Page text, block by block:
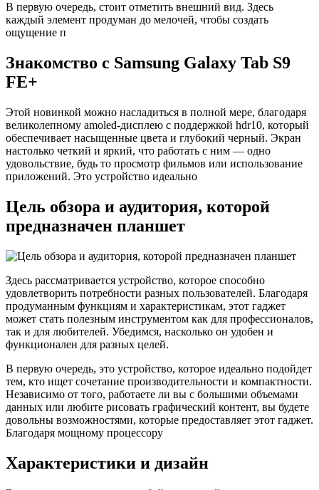
В первую очередь, стоит отметить внешний вид. Здесь
каждый элемент продуман до мелочей, чтобы создать
ощущение п
Знакомство с Samsung Galaxy Tab S9
FE+
Этой новинкой можно насладиться в полной мере, благодаря
великолепному amoled-дисплею с поддержкой hdr10, который
обеспечивает насыщенные цвета и глубокий черный. Экран
настолько четкий и яркий, что работать с ним — одно
удовольствие, будь то просмотр фильмов или использование
приложений. Это устройство идеально
Цель обзора и аудитория, которой
предназначен планшет
Здесь рассматривается устройство, которое способно
удовлетворить потребности разных пользователей. Благодаря
продуманным функциям и характеристикам, этот гаджет
может стать полезным инструментом как для профессионалов,
так и для любителей. Убедимся, насколько он удобен и
функционален для разных целей.
В первую очередь, это устройство, которое идеально подойдет
тем, кто ищет сочетание производительности и компактности.
Независимо от того, работаете ли вы с большими объемами
данных или любите рисовать графический контент, вы будете
довольны возможностями, которые предоставляет этот гаджет.
Благодаря мощному процессору
Характеристики и дизайн